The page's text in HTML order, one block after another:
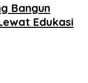
Bangun
Edukasi